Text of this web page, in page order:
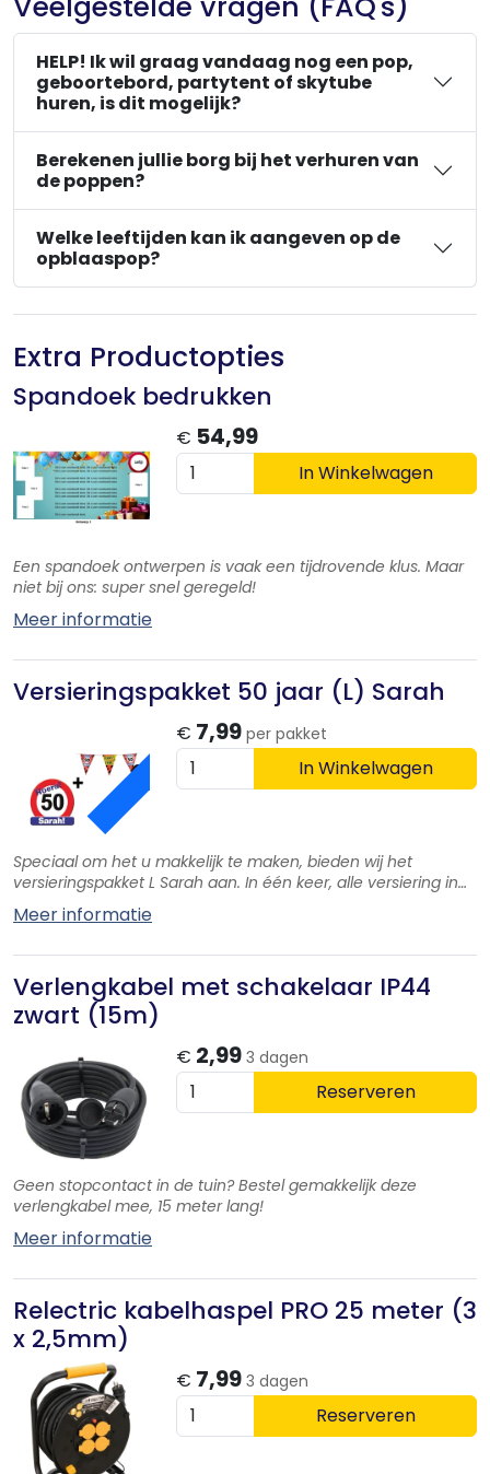
HELP! Ik wil graag vandaag nog een pop,
geboortebord, partytent of skytube
huren, is dit mogelijk?
Berekenen jullie borg bij het verhuren van
de poppen?
Welke leeftijden kan ik aangeven op de
opblaaspop?
Extra Productopties
Spandoek bedrukken
€ 54,99
In Winkelwagen
Een spandoek ontwerpen is vaak een tijdrovende klus. Maar
niet bij ons: super snel geregeld!
Meer informatie
Versieringspakket 50 jaar (L) Sarah
ACTIE
€ 7,99 per pakket
In Winkelwagen
Speciaal om het u makkelijk te maken, bieden wij het
versieringspakket L Sarah aan. In één keer, alle versiering in
huis.
Meer informatie
Verlengkabel met schakelaar IP44
zwart (15m)
€ 2,99 3 dagen
Reserveren
Geen stopcontact in de tuin? Bestel gemakkelijk deze
verlengkabel mee, 15 meter lang!
Meer informatie
Relectric kabelhaspel PRO 25 meter (3
x 2,5mm)
€ 7,99 3 dagen
Reserveren